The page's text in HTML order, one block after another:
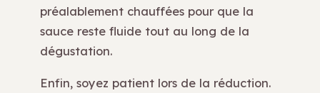
préalablement chauffées pour que la
sauce reste fluide tout au long de la
dégustation.
Enfin, soyez patient lors de la réduction.